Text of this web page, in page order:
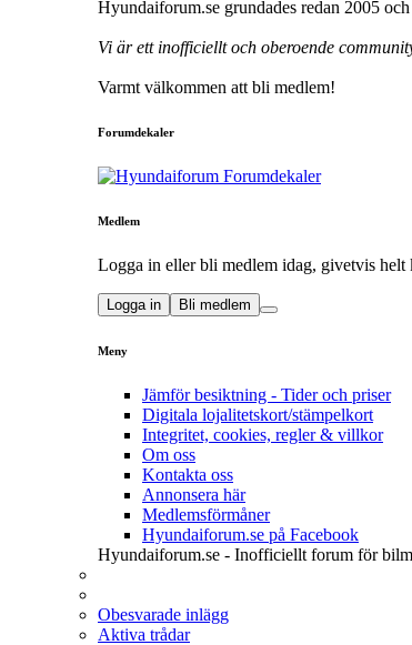
Hyundaiforum.se grundades redan 2005
Vi är ett inofficiellt och oberoende
Varmt välkommen att bli medlem!
Forumdekaler
Medlem
Logga in eller bli medlem idag, givetvis helt
Logga in Bli medlem
Meny
Jämför besiktning - Tider och priser
Digitala lojalitetskort/stämpelkort
Integritet, cookies, regler & villkor
Om oss
Kontakta oss
Annonsera här
Medlemsförmåner
Hyundaiforum.se på Facebook
Hyundaiforum.se - Inofficiellt forum för
Obesvarade inlägg
Aktiva trådar